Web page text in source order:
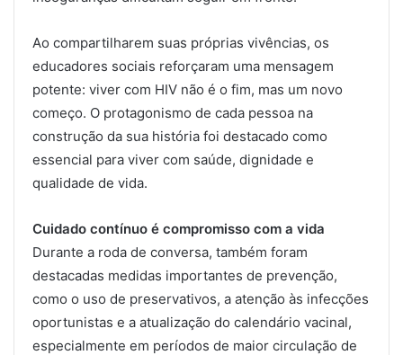
Ao compartilharem suas próprias vivências, os
educadores sociais reforçaram uma mensagem
potente: viver com HIV não é o fim, mas um novo
começo. O protagonismo de cada pessoa na
construção da sua história foi destacado como
essencial para viver com saúde, dignidade e
qualidade de vida.
Cuidado contínuo é compromisso com a vida
Durante a roda de conversa, também foram
destacadas medidas importantes de prevenção,
como o uso de preservativos, a atenção às infecções
oportunistas e a atualização do calendário vacinal,
especialmente em períodos de maior circulação de